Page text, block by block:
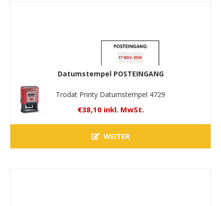
Datumstempel POSTEINGANG
Trodat Printy Datumstempel 4729
€38,10 inkl. MwSt.
WEITER